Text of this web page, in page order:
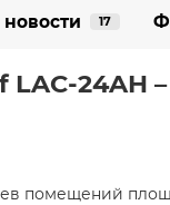
17
помещений